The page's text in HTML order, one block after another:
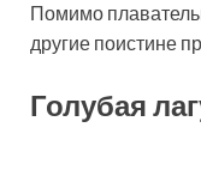
Помимо
другие поистине
Голубая